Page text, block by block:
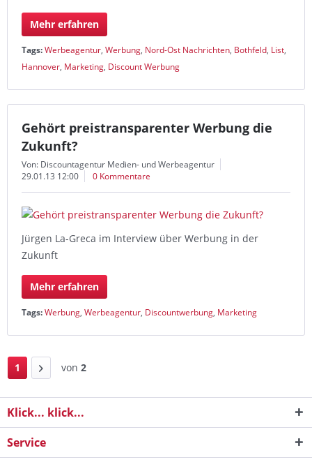
Mehr erfahren
Tags:Werbeagentur, Werbung, Nord-Ost Nachrichten, Bothfeld, List,
Hannover, Marketing, Discount Werbung
Gehört preistransparenter Werbung die
Zukunft?
Von: Discountagentur Medien- und Werbeagentur
29.01.13 12:00
0 Kommentare
Jürgen La-Greca im Interview über Werbung in der
Zukunft
Mehr erfahren
Tags:Werbung, Werbeagentur, Discountwerbung, Marketing
1 von 2
Klick... klick...
Service